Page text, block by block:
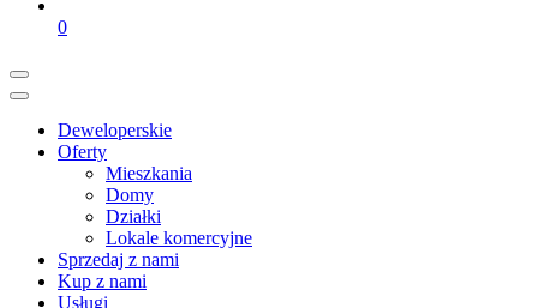
0
Deweloperskie
Oferty
Mieszkania
Domy
Działki
Lokale komercyjne
Sprzedaj z nami
Kup z nami
Usługi